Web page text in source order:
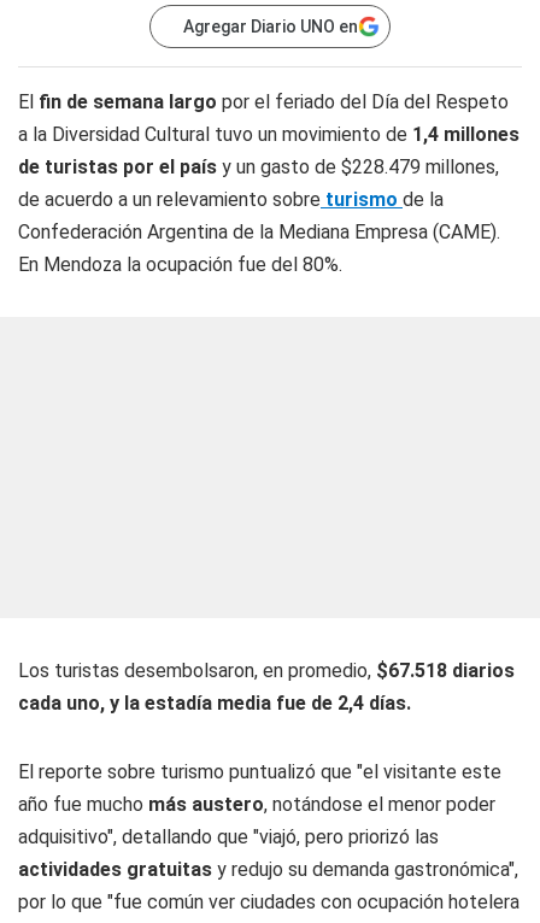
Agregar Diario UNO en
El fin de semana largo por el feriado del Día del Respeto
a la Diversidad Cultural tuvo un movimiento de 1,4 millones
de turistas por el país y un gasto de $228.479 millones,
de acuerdo a un relevamiento sobre turismo de la
Confederación Argentina de la Mediana Empresa (CAME).
En Mendoza la ocupación fue del 80%.
Los turistas desembolsaron, en promedio, $67.518 diarios
cada uno, y la estadía media fue de 2,4 días.
El reporte sobre turismo puntualizó que "el visitante este
año fue mucho más austero, notándose el menor poder
adquisitivo", detallando que "viajó, pero priorizó las
actividades gratuitas y redujo su demanda gastronómica",
por lo que "fue común ver ciudades con ocupación hotelera